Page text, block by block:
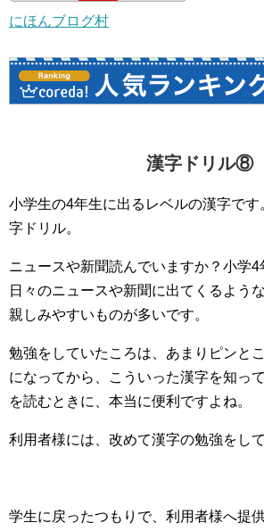
にほんブログ村
漢字ドリル⑧
小学生の4年生に出るレベルの漢字で
字ドリル。
ニュースや新聞読んでいますか？小学4
日々のニュースや新聞に出てくるよう
親しみやすいものが多いです。
勉強をしていたころは、あまりピンと
になってから、こういった漢字を知っ
を読むときに、本当に便利ですよね。
利用者様には、改めて漢字の勉強をし
学生に戻ったつもりで、利用者様へ提